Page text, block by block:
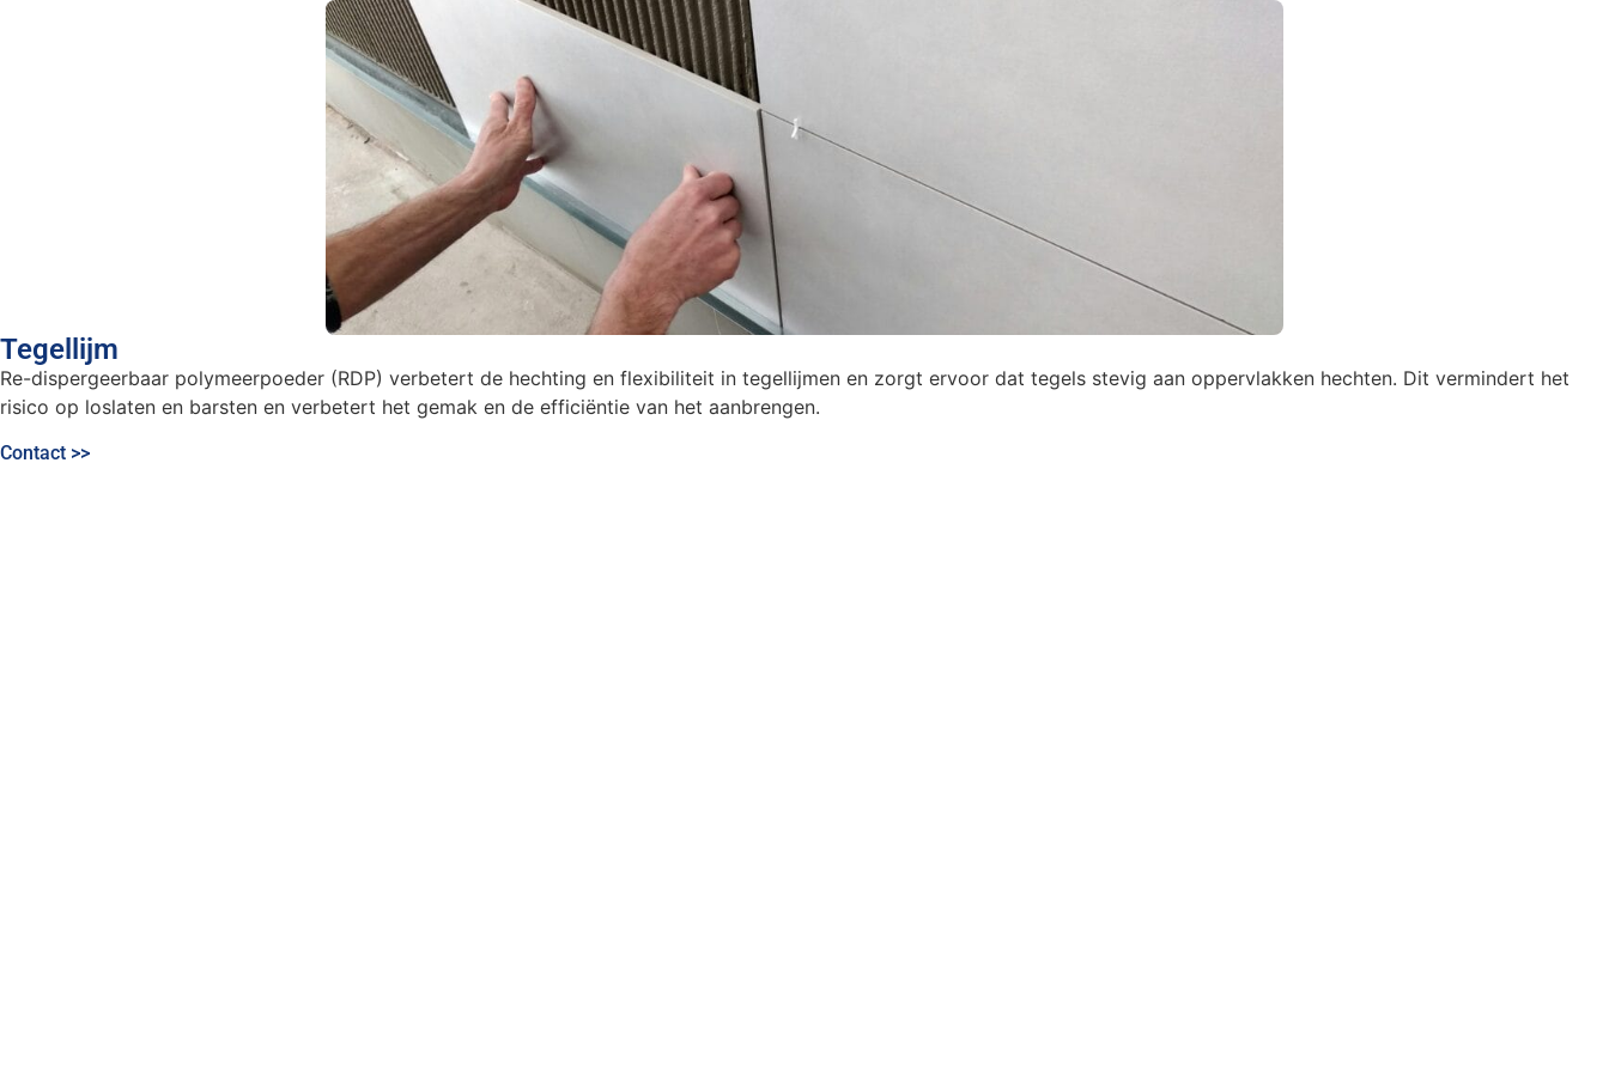
Tegellijm
Re-dispergeerbaar polymeerpoeder (RDP) verbetert de hechting en flexibiliteit in tegellijmen en zorgt ervoor dat tegels stevig aan oppervlakken hechten. Dit vermindert het
risico op loslaten en barsten en verbetert het gemak en de efficiëntie van het aanbrengen.
Contact >>